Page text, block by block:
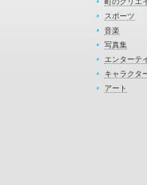
スポーツ
音楽
写真集
エンターテ
キャラクタ
アート